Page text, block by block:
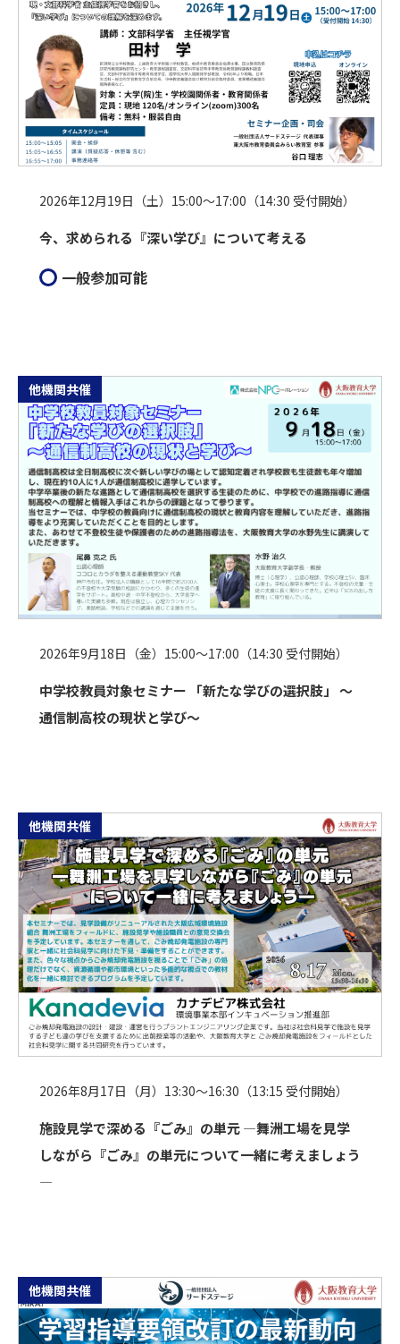
2026年12月19日（土）15:00～17:00（14:30 受付開始）
今、求められる『深い学び』について考える
一般参加可能
他機関共催
2026年9月18日（金）15:00～17:00（14:30 受付開始）
中学校教員対象セミナー 「新たな学びの選択肢」 ～
通信制高校の現状と学び～
他機関共催
2026年8月17日（月）13:30～16:30（13:15 受付開始）
施設見学で深める『ごみ』の単元 ―舞洲工場を見学
しながら『ごみ』の単元について一緒に考えましょう
―
他機関共催